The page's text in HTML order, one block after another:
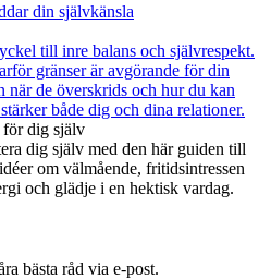
din självkänsla
till inre balans och självrespekt.
gränser är avgörande för din
när de överskrids och hur du kan
både dig och dina relationer.
för dig själv
dig själv med den här guiden till
om välmående, fritidsintressen
och glädje i en hektisk vardag.
bästa råd via e-post.